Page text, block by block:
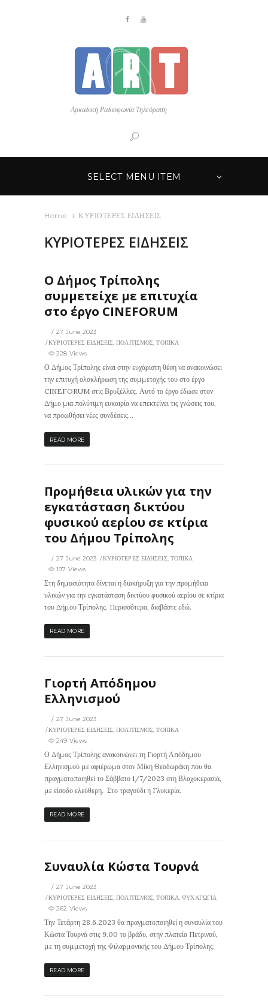
Αρκαδική Ραδιοφωνία Τηλεόραση
SELECT MENU ITEM
Home ΚΥΡΙΟΤΕΡΕΣ ΕΙΔΗΣΕΙΣ
ΚΥΡΙΟΤΕΡΕΣ ΕΙΔΗΣΕΙΣ
Ο Δήμος Τρίπολης
συμμετείχε με επιτυχία
στο έργο CINEFORUM
27 June 2023
ΚΥΡΙΟΤΕΡΕΣ ΕΙΔΗΣΕΙΣ,ΠΟΛΙΤΙΣΜΟΣ,ΤΟΠΙΚΑ
228 Views
Ο Δήμος Τρίπολης είναι στην ευχάριστη θέση να ανακοινώσει
την επιτυχή ολοκλήρωση της συμμετοχής του στο έργο
CINEFORUM στις Βρυξέλλες. Αυτό το έργο έδωσε στον
Δήμο μια πολύτιμη ευκαιρία να επεκτείνει τις γνώσεις του,
να προωθήσει νέες συνδέσεις...
READ MORE
Προμήθεια υλικών για την
εγκατάσταση δικτύου
φυσικού αερίου σε κτίρια
του Δήμου Τρίπολης
27 June 2023 ΚΥΡΙΟΤΕΡΕΣ ΕΙΔΗΣΕΙΣ, ΤΟΠΙΚΑ
197 Views
Στη δημοσιότητα δίνεται η διακήρυξη για την προμήθεια
υλικών για την εγκατάσταση δικτύου φυσικού αερίου σε κτίρια
του Δήμου Τρίπολης. Περισσότερα, διαβάστε εδώ.
READ MORE
Γιορτή Απόδημου
Ελληνισμού
27 June 2023
ΚΥΡΙΟΤΕΡΕΣ ΕΙΔΗΣΕΙΣ,ΠΟΛΙΤΙΣΜΟΣ,ΤΟΠΙΚΑ
249 Views
Ο Δήμος Τρίπολης ανακοινώνει τη Γιορτή Απόδημου
Ελληνισμού με αφιέρωμα στον Μίκη Θεοδωράκη που θα
πραγματοποιηθεί το Σάββατο 1/7/2023 στη Βλαχοκερασιά,
με είσοδο ελεύθερη. Στο τραγούδι η Γλυκερία.
READ MORE
Συναυλία Κώστα Τουρνά
27 June 2023
ΚΥΡΙΟΤΕΡΕΣ ΕΙΔΗΣΕΙΣ,ΠΟΛΙΤΙΣΜΟΣ,ΤΟΠΙΚΑ,ΨΥΧΑΓΩΓΙΑ
262 Views
Την Τετάρτη 28.6.2023 θα πραγματοποιηθεί η συναυλία του
Κώστα Τουρνά στις 9.00 το βράδυ, στην πλατεία Πετρινού,
με τη συμμετοχή της Φιλαρμονικής του Δήμου Τρίπολης.
READ MORE